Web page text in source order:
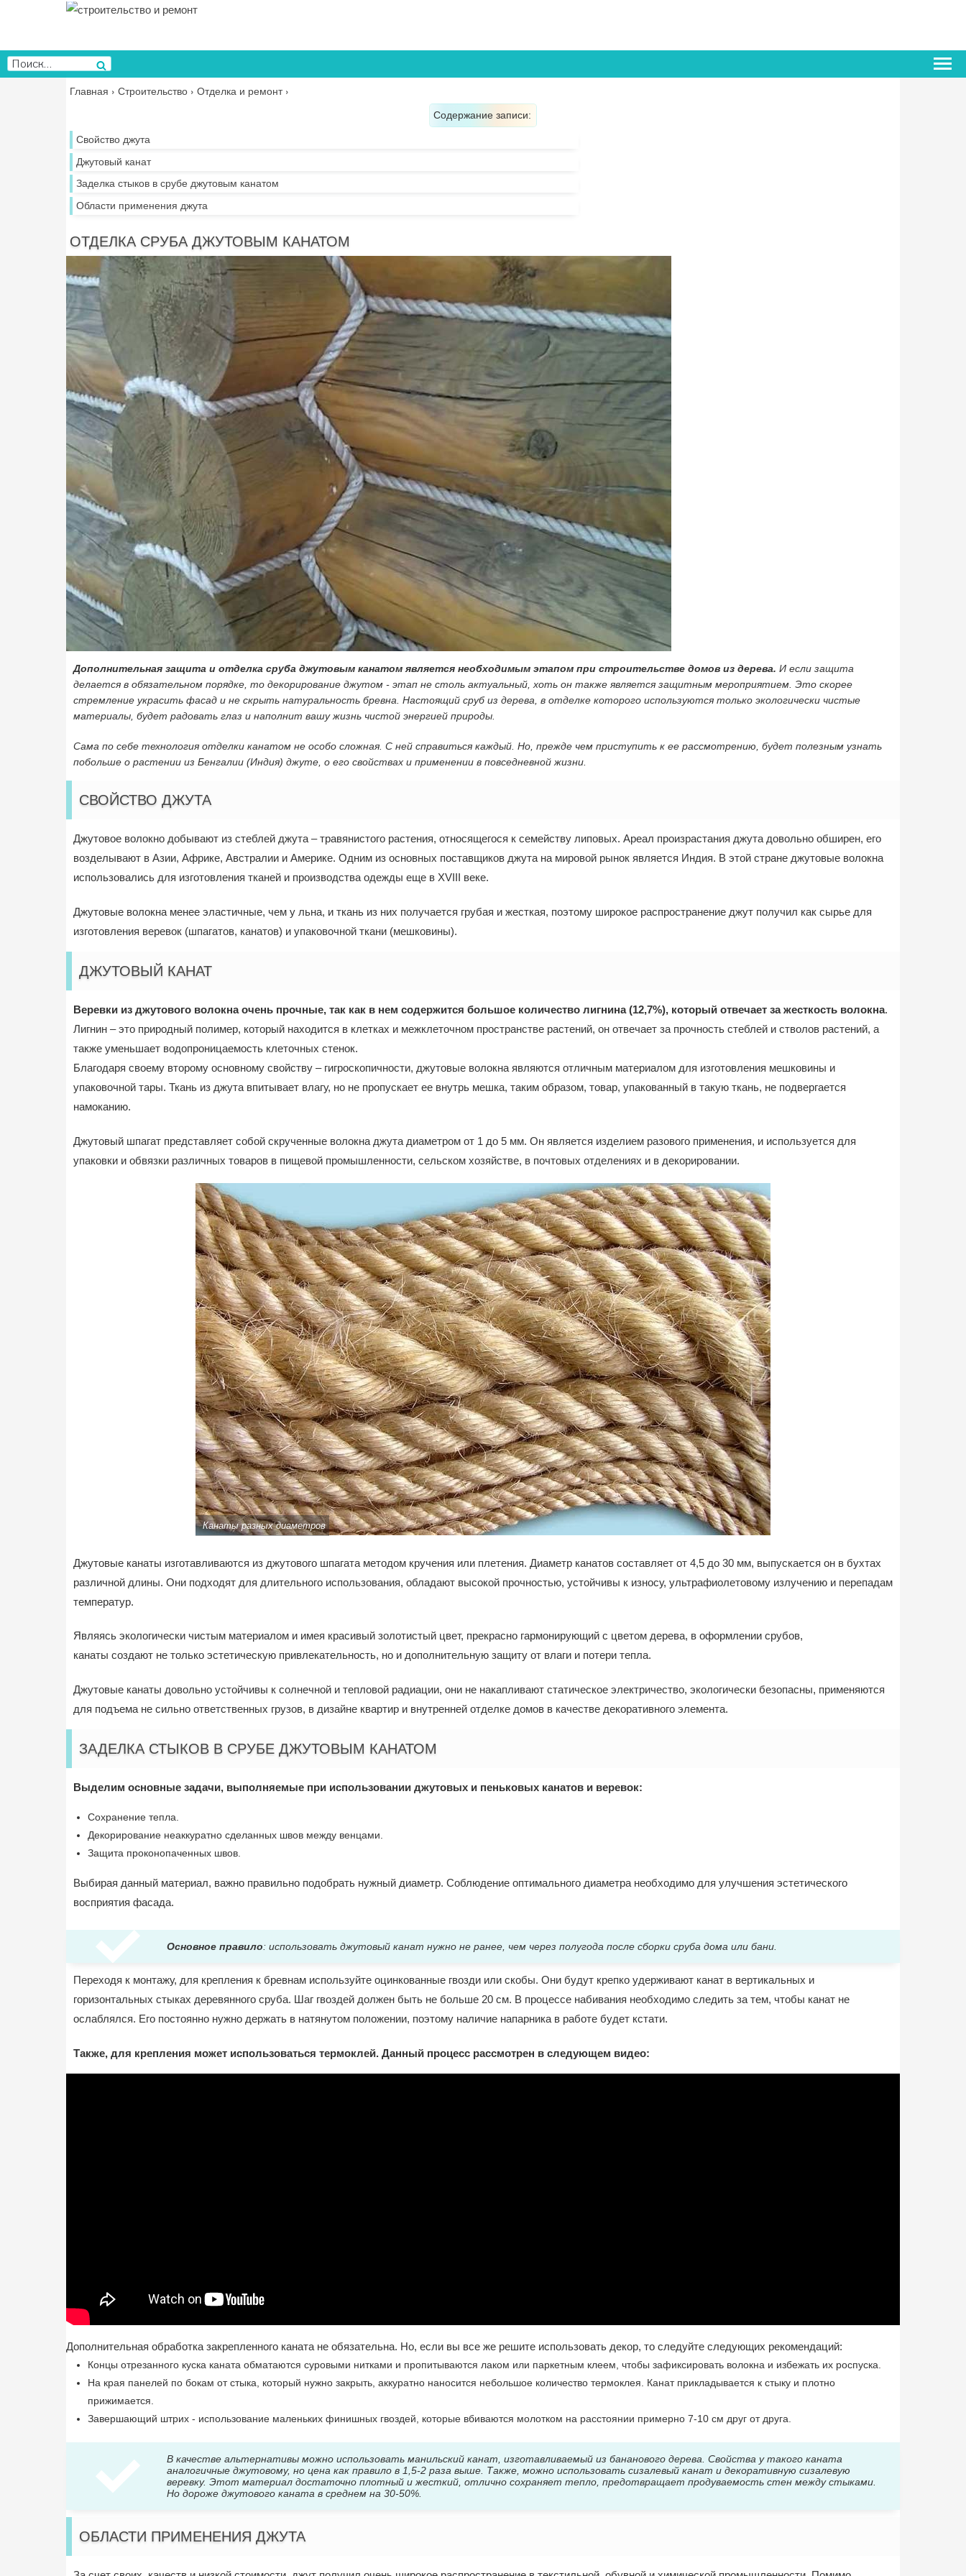
содержимому
Искать:
Поиск
Главная › Строительство › Отделка и ремонт›
Содержание записи:
Свойство джута
Джутовый канат
Заделка стыков в срубе джутовым канатом
Области применения джута
ОТДЕЛКА СРУБА ДЖУТОВЫМ КАНАТОМ
Дополнительная защита и отделка сруба джутовым канатом является необходимым этапом при строительстве домов из дерева. И если защита
делается в обязательном порядке, то декорирование джутом - этап не столь актуальный, хоть он также является защитным мероприятием. Это скорее
стремление украсить фасад и не скрыть натуральность бревна. Настоящий сруб из дерева, в отделке которого используются только экологически чистые
материалы, будет радовать глаз и наполнит вашу жизнь чистой энергией природы.
Сама по себе технология отделки канатом не особо сложная. С ней справиться каждый. Но, прежде чем приступить к ее рассмотрению, будет полезным узнать
побольше о растении из Бенгалии (Индия) джуте, о его свойствах и применении в повседневной жизни.
СВОЙСТВО ДЖУТА
Джутовое волокно добывают из стеблей джута – травянистого растения, относящегося к семейству липовых. Ареал произрастания джута довольно обширен, его
возделывают в Азии, Африке, Австралии и Америке. Одним из основных поставщиков джута на мировой рынок является Индия. В этой стране джутовые волокна
использовались для изготовления тканей и производства одежды еще в XVIII веке.
Джутовые волокна менее эластичные, чем у льна, и ткань из них получается грубая и жесткая, поэтому широкое распространение джут получил как сырье для
изготовления веревок (шпагатов, канатов) и упаковочной ткани (мешковины).
ДЖУТОВЫЙ КАНАТ
Веревки из джутового волокна очень прочные, так как в нем содержится большое количество лигнина (12,7%), который отвечает за жесткость волокна.
Лигнин – это природный полимер, который находится в клетках и межклеточном пространстве растений, он отвечает за прочность стеблей и стволов растений, а
также уменьшает водопроницаемость клеточных стенок.
Благодаря своему второму основному свойству – гигроскопичности, джутовые волокна являются отличным материалом для изготовления мешковины и
упаковочной тары. Ткань из джута впитывает влагу, но не пропускает ее внутрь мешка, таким образом, товар, упакованный в такую ткань, не подвергается
намоканию.
Джутовый шпагат представляет собой скрученные волокна джута диаметром от 1 до 5 мм. Он является изделием разового применения, и используется для
упаковки и обвязки различных товаров в пищевой промышленности, сельском хозяйстве, в почтовых отделениях и в декорировании.
Канаты разных диаметров
Джутовые канаты изготавливаются из джутового шпагата методом кручения или плетения. Диаметр канатов составляет от 4,5 до 30 мм, выпускается он в бухтах
различной длины. Они подходят для длительного использования, обладают высокой прочностью, устойчивы к износу, ультрафиолетовому излучению и перепадам
температур.
Являясь экологически чистым материалом и имея красивый золотистый цвет, прекрасно гармонирующий с цветом дерева, в оформлении срубов,
канаты создают не только эстетическую привлекательность, но и дополнительную защиту от влаги и потери тепла.
Джутовые канаты довольно устойчивы к солнечной и тепловой радиации, они не накапливают статическое электричество, экологически безопасны, применяются
для подъема не сильно ответственных грузов, в дизайне квартир и внутренней отделке домов в качестве декоративного элемента.
ЗАДЕЛКА СТЫКОВ В СРУБЕ ДЖУТОВЫМ КАНАТОМ
Выделим основные задачи, выполняемые при использовании джутовых и пеньковых канатов и веревок:
Сохранение тепла.
Декорирование неаккуратно сделанных швов между венцами.
Защита проконопаченных швов.
Выбирая данный материал, важно правильно подобрать нужный диаметр. Соблюдение оптимального диаметра необходимо для улучшения эстетического
восприятия фасада.
Основное правило: использовать джутовый канат нужно не ранее, чем через полугода после сборки сруба дома или бани.
Переходя к монтажу, для крепления к бревнам используйте оцинкованные гвозди или скобы. Они будут крепко удерживают канат в вертикальных и
горизонтальных стыках деревянного сруба. Шаг гвоздей должен быть не больше 20 см. В процессе набивания необходимо следить за тем, чтобы канат не
ослаблялся. Его постоянно нужно держать в натянутом положении, поэтому наличие напарника в работе будет кстати.
Также, для крепления может использоваться термоклей. Данный процесс рассмотрен в следующем видео:
Дополнительная обработка закрепленного каната не обязательна. Но, если вы все же решите использовать декор, то следуйте следующих рекомендаций:
Концы отрезанного куска каната обматаются суровыми нитками и пропитываются лаком или паркетным клеем, чтобы зафиксировать волокна и избежать их роспуска.
На края панелей по бокам от стыка, который нужно закрыть, аккуратно наносится небольшое количество термоклея. Канат прикладывается к стыку и плотно
прижимается.
Завершающий штрих - использование маленьких финишных гвоздей, которые вбиваются молотком на расстоянии примерно 7-10 см друг от друга.
В качестве альтернативы можно использовать манильский канат, изготавливаемый из бананового дерева. Свойства у такого каната
аналогичные джутовому, но цена как правило в 1,5-2 раза выше. Также, можно использовать сизалевый канат и декоративную сизалевую
веревку. Этот материал достаточно плотный и жесткий, отлично сохраняет тепло, предотвращает продуваемость стен между стыками.
Но дороже джутового каната в среднем на 30-50%.
ОБЛАСТИ ПРИМЕНЕНИЯ ДЖУТА